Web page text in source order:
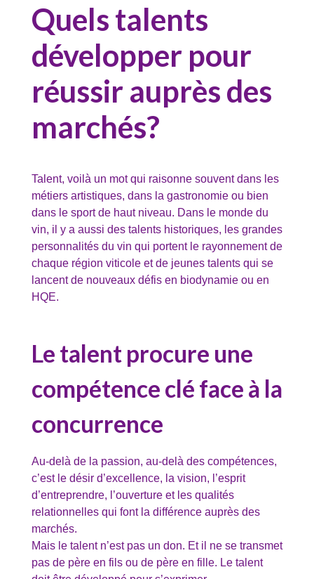
Quels talents
développer pour
réussir auprès des
marchés?
Talent, voilà un mot qui raisonne souvent dans les
métiers artistiques, dans la gastronomie ou bien
dans le sport de haut niveau. Dans le monde du
vin, il y a aussi des talents historiques, les grandes
personnalités du vin qui portent le rayonnement de
chaque région viticole et de jeunes talents qui se
lancent de nouveaux défis en biodynamie ou en
HQE.
Le talent procure une
compétence clé face à la
concurrence
Au-delà de la passion, au-delà des compétences,
c’est le désir d’excellence, la vision, l’esprit
d’entreprendre, l’ouverture et les qualités
relationnelles qui font la différence auprès des
marchés.
Mais le talent n’est pas un don. Et il ne se transmet
pas de père en fils ou de père en fille. Le talent